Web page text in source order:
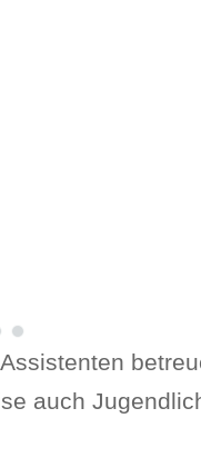
auch